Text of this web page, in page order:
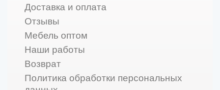
Доставка и оплата
Отзывы
Мебель оптом
Наши работы
Возврат
Политика обработки персональных